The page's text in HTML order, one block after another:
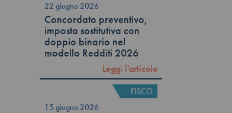
22 giugno 2026
Concordato preventivo,
imposta sostitutiva con
doppio binario nel
modello Redditi 2026
Leggi l'articolo
FISCO
15 giugno 2026